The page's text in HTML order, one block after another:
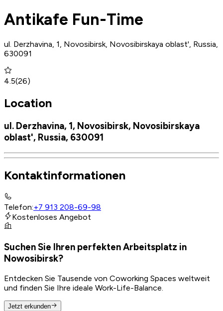
Antikafe Fun-Time
ul. Derzhavina, 1, Novosibirsk, Novosibirskaya oblast', Russia,
630091
4.5(26)
Location
ul. Derzhavina, 1, Novosibirsk, Novosibirskaya
oblast', Russia, 630091
Kontaktinformationen
Telefon:+7 913 208-69-98
Kostenloses Angebot
Suchen Sie Ihren perfekten Arbeitsplatz in
Nowosibirsk?
Entdecken Sie Tausende von Coworking Spaces weltweit
und finden Sie Ihre ideale Work-Life-Balance.
Jetzt erkunden